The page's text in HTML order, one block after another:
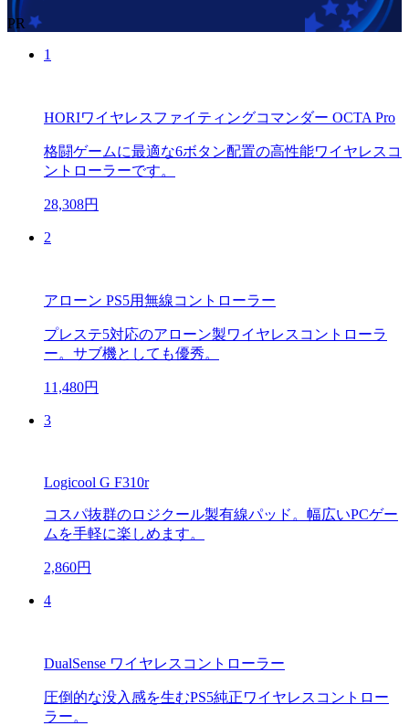
PR
1
HORIワイヤレスファイティングコマンダー OCTA Pro
格闘ゲームに最適な6ボタン配置の高性能ワイヤレスコ
ントローラーです。
28,308円
2
アローン PS5用無線コントローラー
プレステ5対応のアローン製ワイヤレスコントローラ
ー。サブ機としても優秀。
11,480円
3
Logicool G F310r
コスパ抜群のロジクール製有線パッド。幅広いPCゲー
ムを手軽に楽しめます。
2,860円
4
DualSense ワイヤレスコントローラー
圧倒的な没入感を生むPS5純正ワイヤレスコントロー
ラー。